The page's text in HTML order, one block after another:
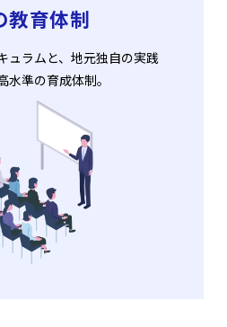
教育体制
ュラムと、地元独自の実践
準の育成体制。